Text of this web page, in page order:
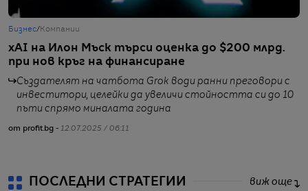
Бизнес/ Компании
xAI на Илон Мъск търси оценка до $200 млрд.
при нов кръг на финансиране
Създателят на чатбота Grok води ранни преговори с
инвеститори, целейки да увеличи стойността си до 10
пъти спрямо миналата година
от profit.bg - 12.07.2025 / 06:11
ПОСЛЕДНИ СТРАТЕГИИ виж още